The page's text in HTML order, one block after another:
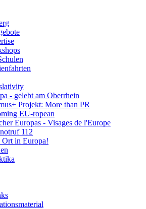
- gelebt am Oberrhein
Projekt: More than PR
EU-ropean
Europas - Visages de l'Europe
112
Ort in Europa!